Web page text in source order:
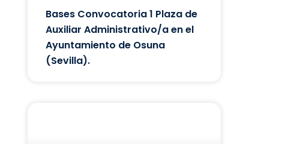
Bases Convocatoria 1 Plaza de
Auxiliar Administrativo/a en el
Ayuntamiento de Osuna
(Sevilla).